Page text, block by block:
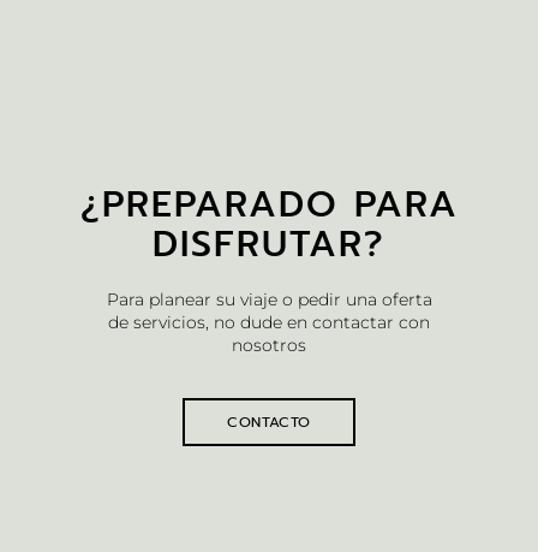
¿PREPARADO PARA
DISFRUTAR?
Para planear su viaje o pedir una oferta
de servicios, no dude en contactar con
nosotros
CONTACTO